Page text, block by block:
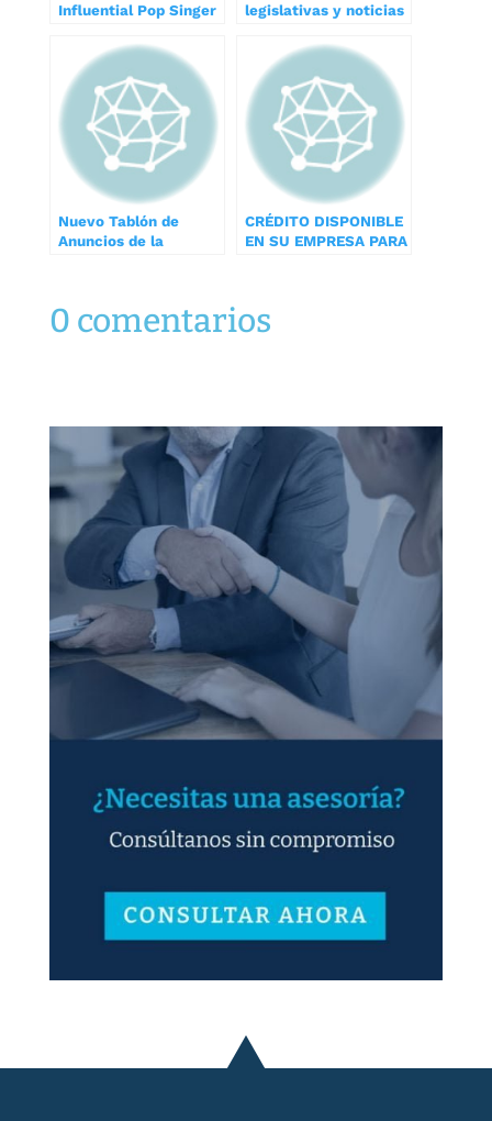
Influential Pop Singer
legislativas y noticias
Nuevo Tablón de
Anuncios de la
CRÉDITO DISPONIBLE
EN SU EMPRESA PARA
0 comentarios